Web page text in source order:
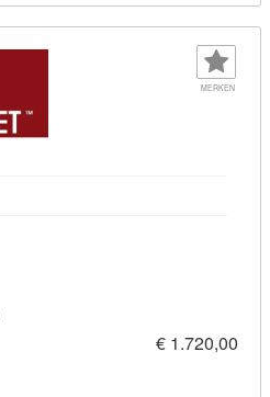
MERKEN
Bürofachkraft (11436286)
€ 1.720,00